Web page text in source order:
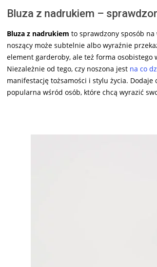
Bluza z nadrukiem –
Bluza z nadrukiem to sprawdzony sposób
noszący może subtelnie albo wyraźnie
element garderoby, ale też forma
Niezależnie od tego, czy noszona jest na co
manifestację tożsamości i stylu życia. Dodaje
popularna wśród osób, które chcą wyrazić